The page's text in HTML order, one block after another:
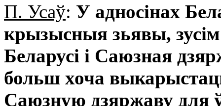
П. Усаў: У адносінах
крызысныя зьявы, зусім
Беларусі і Саюзная
больш хоча
Саюзную дзяржаву для